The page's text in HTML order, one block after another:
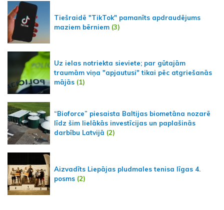
Tiešraidē "TikTok" pamanīts apdraudējums
maziem bērniem (3)
Uz ielas notriekta sieviete; par gūtajām
traumām viņa "apjautusi" tikai pēc atgriešanās
mājās (1)
“Bioforce” piesaista Baltijas biometāna nozarē
līdz šim lielākās investīcijas un paplašinās
darbību Latvijā (2)
Aizvadīts Liepājas pludmales tenisa līgas 4.
posms (2)